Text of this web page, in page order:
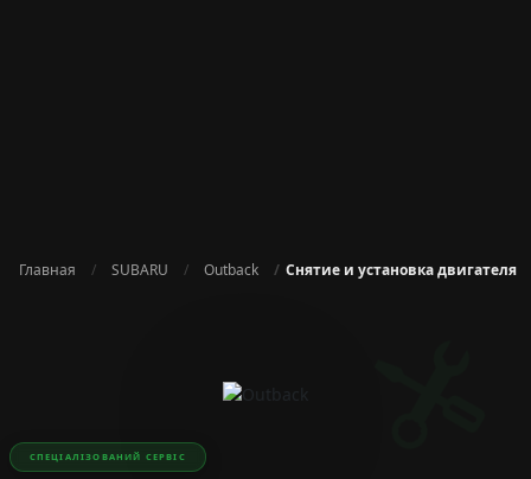
Главная SUBARU Outback Снятие и установка двигателя
СПЕЦІАЛІЗОВАНИЙ СЕРВІС